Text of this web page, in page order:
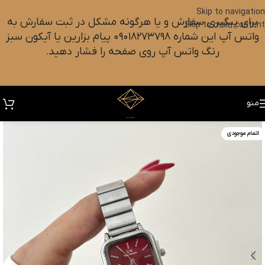
Skip to navigation
Skip to main content
برای پیگیری سفارش و یا هرگونه مشکل در ثبت سفارش به
واتس آپ این شماره ۰۹۰۱۸۲۷۳۷۹۸ پیام بزارین یا آیکون سبز
رنگ واتس آپ روی صفحه را فشار دهید.
منو
اتمام موجودی